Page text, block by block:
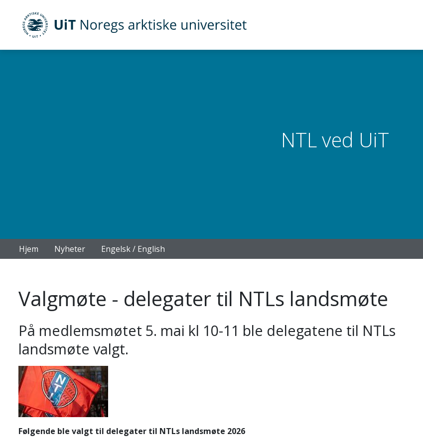
UiT Noregs arktiske universitet
NTL ved UiT
Hjem Nyheter Engelsk / English
Valgmøte - delegater til NTLs landsmøte
På medlemsmøtet 5. mai kl 10-11 ble delegatene til NTLs
landsmøte valgt.
Følgende ble valgt til delegater til NTLs landsmøte 2026